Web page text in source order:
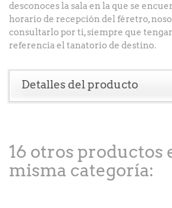
desconoces la sala en la que se
horario de recepción del féretro,
consultarlo por ti, siempre que
referencia el tanatorio de destino.
Detalles del producto
16 otros productos
misma categoría: